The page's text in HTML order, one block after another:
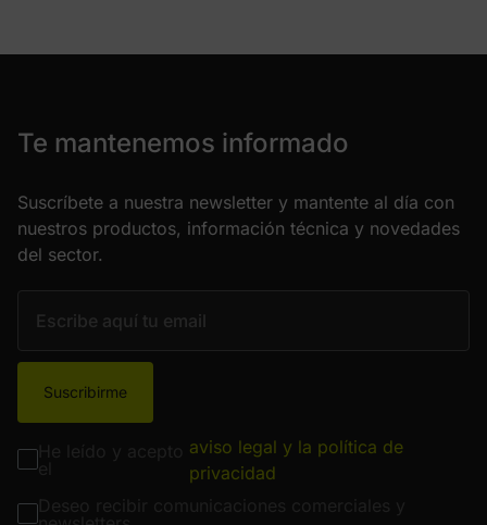
Te mantenemos informado
Suscríbete a nuestra newsletter y mantente al día con
nuestros productos, información técnica y novedades
del sector.
Suscribirme
aviso legal y la política de
privacidad